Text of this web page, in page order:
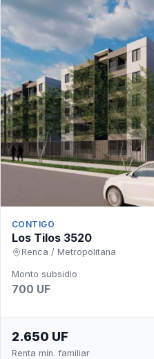
CONTIGO
Los Tilos 3520
Renca / Metropolitana
Monto subsidio
700 UF
2.650 UF
Renta mín. familiar